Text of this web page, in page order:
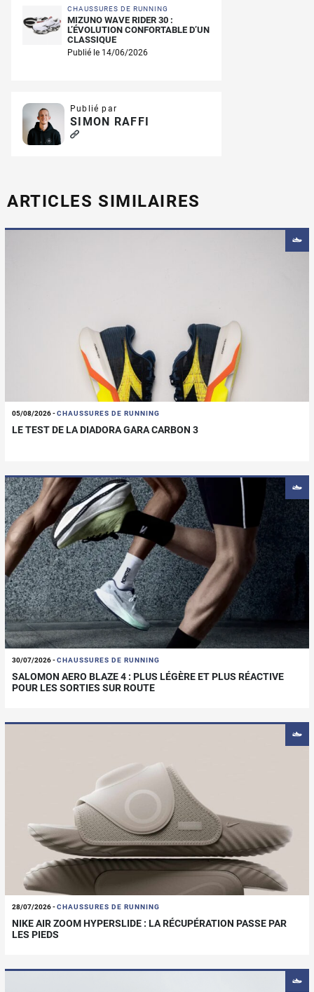
CHAUSSURES DE RUNNING
MIZUNO WAVE RIDER 30 :
L’ÉVOLUTION CONFORTABLE D’UN
CLASSIQUE
Publié le 14/06/2026
Publié par
SIMON RAFFI
ARTICLES SIMILAIRES
05/08/2026-CHAUSSURES DE RUNNING
LE TEST DE LA DIADORA GARA CARBON 3
30/07/2026-CHAUSSURES DE RUNNING
SALOMON AERO BLAZE 4 : PLUS LÉGÈRE ET PLUS RÉACTIVE
POUR LES SORTIES SUR ROUTE
28/07/2026-CHAUSSURES DE RUNNING
NIKE AIR ZOOM HYPERSLIDE : LA RÉCUPÉRATION PASSE PAR
LES PIEDS